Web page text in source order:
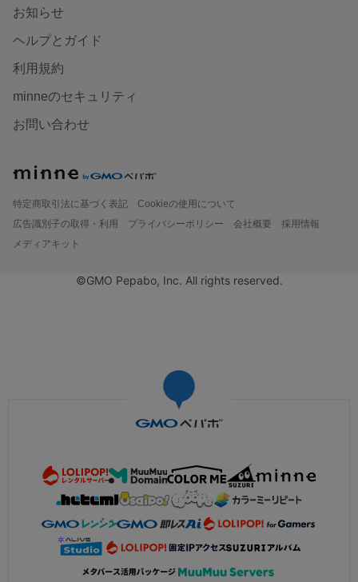
お知らせ
ヘルプとガイド
利用規約
minneのセキュリティ
お問い合わせ
特定商取引法に基づく表記
Cookieの使用について
広告識別子の取得・利用
プライバシーポリシー 会社概要
採用情報
メディアキット
©GMO Pepabo, Inc. All rights reserved.